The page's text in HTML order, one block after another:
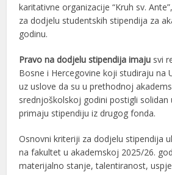
karitativne organizacije “Kruh sv.
za dodjelu studentskih stipendija za
godinu.
Pravo na dodjelu stipendija imaju svi
Bosne i Hercegovine koji studiraju na
uz uslove da su u prethodnoj
srednjoškolskoj godini postigli solidan
primaju stipendiju iz drugog fonda.
Osnovni kriteriji za dodjelu stipendija
na fakultet u akademskoj 2025/26.
materijalno stanje, talentiranost,